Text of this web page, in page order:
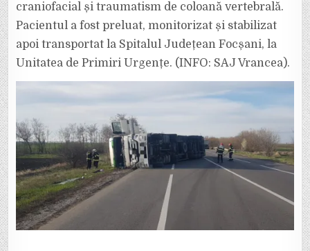
craniofacial și traumatism de coloană vertebrală.
Pacientul a fost preluat, monitorizat și stabilizat
apoi transportat la Spitalul Județean Focșani, la
Unitatea de Primiri Urgențe. (INFO: SAJ Vrancea).